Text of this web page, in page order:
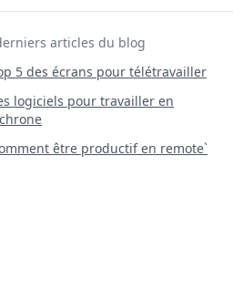
articles du blog
5 des écrans pour télétravailler
logiciels pour travailler en
être productif en remote`